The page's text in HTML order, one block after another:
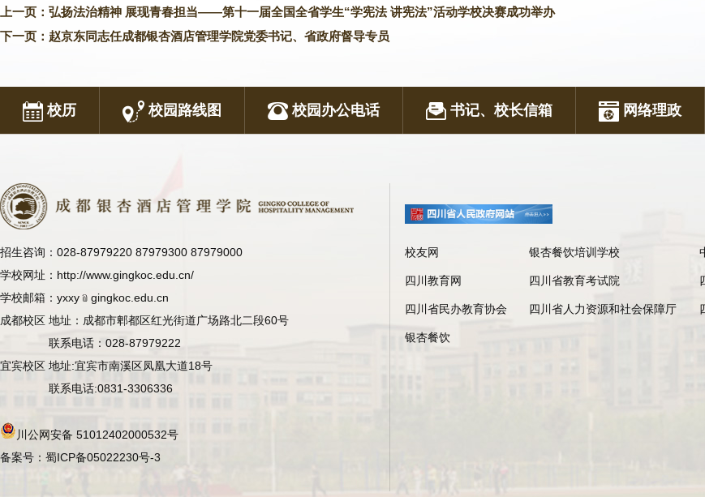
上一页： 弘扬法治精神 展现青春担当——第十一届全国全省学生“学宪法 讲宪法”活动学校决赛成功举办
下一页： 赵京东同志任成都银杏酒店管理学院党委书记、省政府督导专员
校历 校园路线图 校园办公电话 书记、校长信箱 网络理政
招生咨询：028-87979220 87979300 87979000
学校网址：http://www.gingkoc.edu.cn/
学校邮箱：yxxy﹫gingkoc.edu.cn
成都校区 地址：成都市郫都区红光街道广场路北二段60号
联系电话：028-87979222
宜宾校区 地址:宜宾市南溪区凤凰大道18号
联系电话:0831-3306336
川公网安备 51012402000532号
备案号：蜀ICP备05022230号-3
校友网 银杏餐饮培训学校
四川教育网 四川省教育考试院
四川省民办教育协会 四川省人力资源和社会保障厅
银杏餐饮